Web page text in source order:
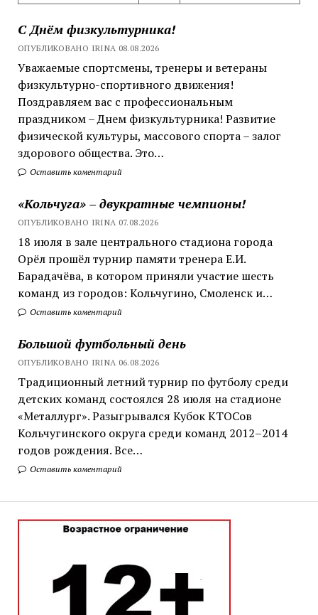
С Днём физкультурника!
ОПУБЛИКОВАНО IRINA 08.08.2026
Уважаемые спортсмены, тренеры и ветераны
физкультурно-спортивного движения!
Поздравляем вас с профессиональным
праздником – Днем физкультурника! Развитие
физической культуры, массового спорта – залог
здорового общества. Это…
Оставить коментарий
«Кольчуга» – двукратные чемпионы!
ОПУБЛИКОВАНО IRINA 07.08.2026
18 июля в зале центрального стадиона города
Орёл прошёл турнир памяти тренера Е.И.
Барадачёва, в котором приняли участие шесть
команд из городов: Кольчугино, Смоленск и…
Оставить коментарий
Большой футбольный день
ОПУБЛИКОВАНО IRINA 06.08.2026
Традиционный летний турнир по футболу среди
детских команд состоялся 28 июля на стадионе
«Металлург». Разыгрывался Кубок КТОСов
Кольчугинского округа среди команд 2012–2014
годов рождения. Все…
Оставить коментарий